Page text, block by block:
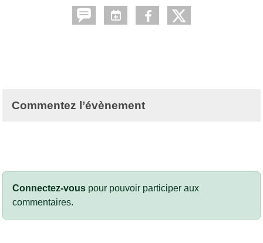
Commentez l’évènement
Connectez-vous pour pouvoir participer aux
commentaires.